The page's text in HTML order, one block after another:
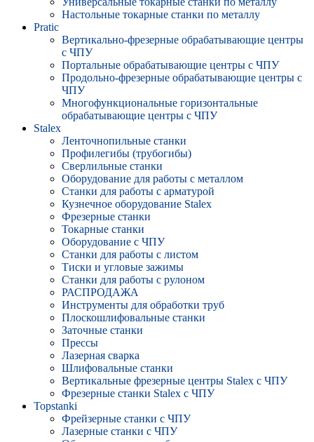
Настольные токарные станки по металлу
Pratic
Вертикально-фрезерные обрабатывающие центры
с ЧПУ
Портальные обрабатывающие центры с ЧПУ
Продольно-фрезерные обрабатывающие центры с
ЧПУ
Многофункциональные горизонтальные
обрабатывающие центры с ЧПУ
Stalex
Ленточнопильные станки
Профилегибы (трубогибы)
Сверлильные станки
Оборудование для работы с металлом
Станки для работы с арматурой
Кузнечное оборудование Stalex
Фрезерные станки
Токарные станки
Оборудование с ЧПУ
Станки для работы с листом
Тиски и угловые зажимы
Станки для работы с рулоном
РАСПРОДАЖА
Инструменты для обработки труб
Плоскошлифовальные станки
Заточные станки
Прессы
Лазерная сварка
Шлифовальные станки
Вертикальные фрезерные центры Stalex с ЧПУ
Фрезерные станки Stalex с ЧПУ
Topstanki
Фрейзерные станки с ЧПУ
Лазерные станки с ЧПУ